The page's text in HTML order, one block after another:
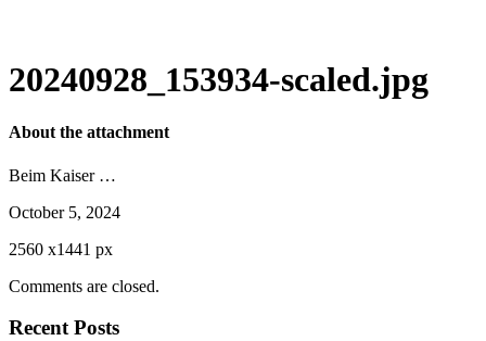
20240928_153934-scaled.jpg
About the attachment
Beim Kaiser …
October 5, 2024
2560 x1441 px
Comments are closed.
Recent Posts